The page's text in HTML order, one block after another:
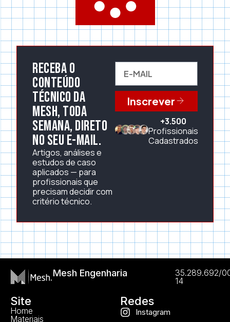
Receba o
conteúdo
técnico da
Mesh, toda
semana, direto
no seu e-mail.
Artigos, análises e
estudos de caso
aplicados — para
profissionais que
precisam decidir com
critério técnico.
Inscrever
+3.500
Profissionais
Cadastrados
Mesh Engenharia
35.289.692/
14
Site
Home
Materiais
Redes
Instagram